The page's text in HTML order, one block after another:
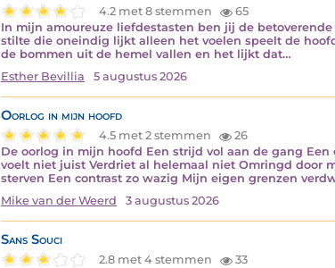
4.2 met 8 stemmen
65
In mijn amoureuze liefdestasten ben jij de
stilte die oneindig lijkt alleen het voelen speelt de
de bommen uit de hemel vallen en het lijkt dat…
Esther Bevillia
5 augustus 2026
Oorlog in mijn hoofd
4.5 met 2 stemmen
26
De oorlog in mijn hoofd Een strijd vol aan de gang
voelt niet juist Verdriet al helemaal niet Omringd door
sterven Een contrast zo wazig Mijn eigen grenzen
Mike van der Weerd
3 augustus 2026
Sans Souci
2.8 met 4 stemmen
33